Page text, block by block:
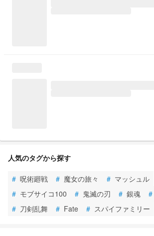
人気のタグから探す
# 呪術廻戦 # 魔女の旅々 # マッシュル
# モブサイコ100 # 鬼滅の刃 # 銀魂 #
# 刀剣乱舞 # Fate # スパイファミリー